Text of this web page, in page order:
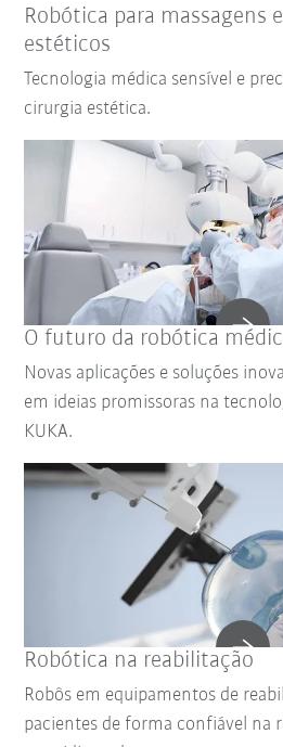
Robótica para massagens
estéticos
Tecnologia médica sensível e
cirurgia estética.
O futuro da robótica
Novas aplicações e soluções
em ideias promissoras na
KUKA.
Robótica na reabilitação
Robôs em equipamentos de
pacientes de forma confiável na